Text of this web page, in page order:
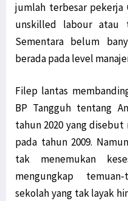
jumlah terbesar pekerja
unskilled labour atau
Sementara belum
berada pada level
Filep lantas
BP Tangguh tentang
tahun 2020 yang
pada tahun 2009.
tak menemukan
mengungkap
sekolah yang tak layak